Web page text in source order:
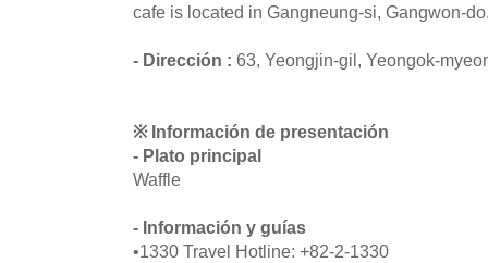
cafe is located in Gangneung-si, Gangwon-
- Dirección : 63, Yeongjin-gil, Yeongok-
※ Información de presentación
- Plato principal
Waffle
- Información y guías
•1330 Travel Hotline: +82-2-1330